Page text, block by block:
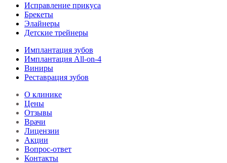
Исправление прикуса
Брекеты
Элайнеры
Детские трейнеры
Имплантация зубов
Имплантация All-on-4
Виниры
Реставрация зубов
О клинике
Цены
Отзывы
Врачи
Лицензии
Акции
Вопрос-ответ
Контакты